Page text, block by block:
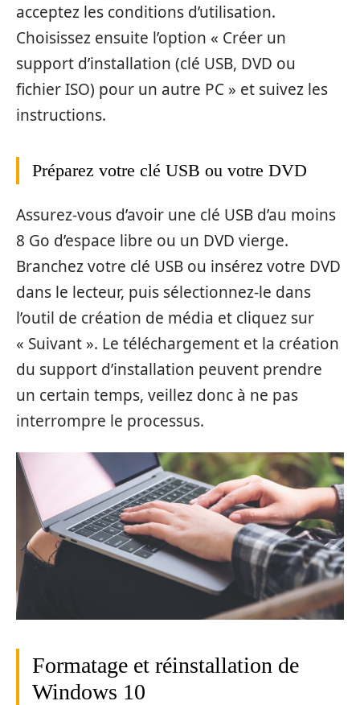
acceptez les conditions d’utilisation.
Choisissez ensuite l’option « Créer un
support d’installation (clé USB, DVD ou
fichier ISO) pour un autre PC » et suivez les
instructions.
Préparez votre clé USB ou votre DVD
Assurez-vous d’avoir une clé USB d’au moins
8 Go d’espace libre ou un DVD vierge.
Branchez votre clé USB ou insérez votre DVD
dans le lecteur, puis sélectionnez-le dans
l’outil de création de média et cliquez sur
« Suivant ». Le téléchargement et la création
du support d’installation peuvent prendre
un certain temps, veillez donc à ne pas
interrompre le processus.
Formatage et réinstallation de
Windows 10